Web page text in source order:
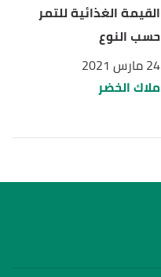
القيمة الغذائية للتمر
حسب النوع
24 مارس 2021
ملاك الخضر